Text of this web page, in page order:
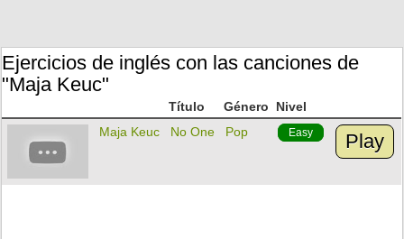
Ejercicios de inglés con las canciones de
"Maja Keuc"
Título Género
Nivel
Maja Keuc
No One Pop Easy Play